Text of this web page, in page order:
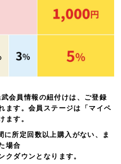
会員情報の紐付けは、ご登録
ます。会員ステージは「マイペ
ます。
所定回数以上購入がない、ま
場合
クダウンとなります。